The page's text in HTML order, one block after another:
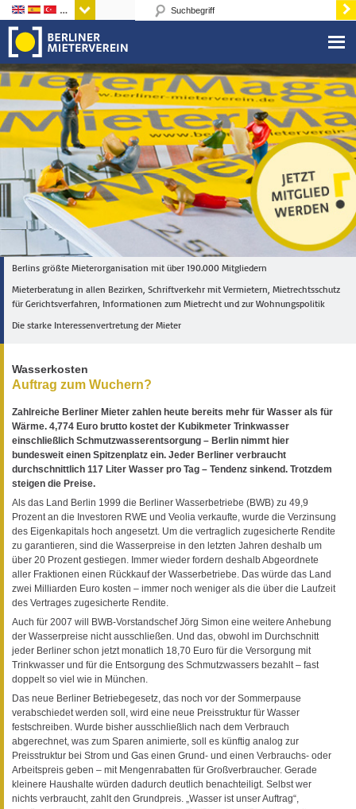
Sprachen
Berlins größte Mieterorganisation mit über 190.000 Mitgliedern
Mieterberatung in allen Bezirken, Schriftverkehr mit Vermietern, Mietrechtsschutz
für Gerichtsverfahren, Informationen zum Mietrecht und zur Wohnungspolitik
Die starke Interessenvertretung der Mieter
Wasserkosten
Auftrag zum Wuchern?
Zahlreiche Berliner Mieter zahlen heute bereits mehr für Wasser als für
Wärme. 4,774 Euro brutto kostet der Kubikmeter Trinkwasser
einschließlich Schmutzwasserentsorgung – Berlin nimmt hier
bundesweit einen Spitzenplatz ein. Jeder Berliner verbraucht
durchschnittlich 117 Liter Wasser pro Tag – Tendenz sinkend. Trotzdem
steigen die Preise.
Als das Land Berlin 1999 die Berliner Wasserbetriebe (BWB) zu 49,9
Prozent an die Investoren RWE und Veolia verkaufte, wurde die Verzinsung
des Eigenkapitals hoch angesetzt. Um die vertraglich zugesicherte Rendite
zu garantieren, sind die Wasserpreise in den letzten Jahren deshalb um
über 20 Prozent gestiegen. Immer wieder fordern deshalb Abgeordnete
aller Fraktionen einen Rückkauf der Wasserbetriebe. Das würde das Land
zwei Milliarden Euro kosten – immer noch weniger als die über die Laufzeit
des Vertrages zugesicherte Rendite.
Auch für 2007 will BWB-Vorstandschef Jörg Simon eine weitere Anhebung
der Wasserpreise nicht ausschließen. Und das, obwohl im Durchschnitt
jeder Berliner schon jetzt monatlich 18,70 Euro für die Versorgung mit
Trinkwasser und für die Entsorgung des Schmutzwassers bezahlt – fast
doppelt so viel wie in München.
Das neue Berliner Betriebegesetz, das noch vor der Sommerpause
verabschiedet werden soll, wird eine neue Preisstruktur für Wasser
festschreiben. Wurde bisher ausschließlich nach dem Verbrauch
abgerechnet, was zum Sparen animierte, soll es künftig analog zur
Preisstruktur bei Strom und Gas einen Grund- und einen Verbrauchs- oder
Arbeitspreis geben – mit Mengenrabatten für Großverbraucher. Gerade
kleinere Haushalte würden dadurch deutlich benachteiligt. Selbst wer
nichts verbraucht, zahlt den Grundpreis. „Wasser ist unser Auftrag“,